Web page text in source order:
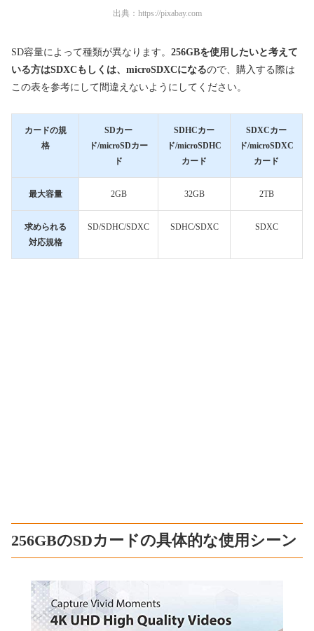
出典： https://pixabay.com
SD容量によって種類が異なります。 256GBを使用したいと考えて
いる方はSDXCもしくは、microSDXCになるので、購入する際は
この表を参考にして間違えないようにしてください。
カードの規
格
SDカー
ド/microSDカー
ド
SDHCカー
ド/microSDHC
カード
SDXCカー
ド/microSDXC
カード
最大容量 2GB 32GB 2TB
求められる
対応規格
SD/SDHC/SDXC SDHC/SDXC SDXC
256GBのSDカードの具体的な使用シーン